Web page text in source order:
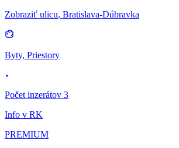
Zobraziť ulicu, Bratislava-Dúbravka
Byty, Priestory
Počet inzerátov 3
Info v RK
PREMIUM